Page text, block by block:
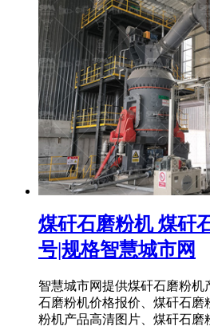
煤矸石磨粉机 煤矸
号|规格智慧城市网
智慧城市网提供煤矸石磨粉
石磨粉机价格报价、煤矸石磨
粉机产品高清图片、煤矸石磨